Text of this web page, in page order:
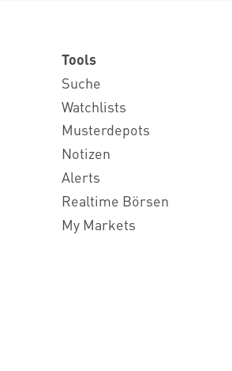
Tools
Suche
Watchlists
Musterdepots
Notizen
Alerts
Realtime Börsen
My Markets